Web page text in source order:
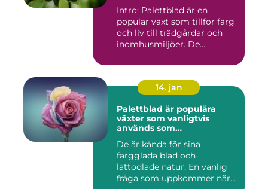
Intro: Palettblad är en
populär växt som tillför färg
och liv till trädgårdar och
inomhusmiljöer. De...
14. jan
Palettblad är populära
växter som vanligtvis
används som
De är kända för sina
färgglada blad och
lättodlade natur. En vanlig
fråga som uppkommer när